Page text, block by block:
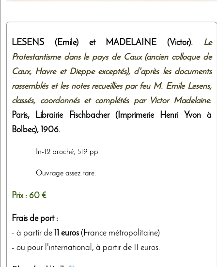
LESENS (Emile) et MADELAINE (Victor). Le
Protestantisme dans le pays de Caux (ancien colloque de
Caux, Havre et Dieppe exceptés), d'après les documents
rassemblés et les notes recueillies par feu M. Emile Lesens,
classés, coordonnés et complétés par Victor Madelaine.
Paris,
Librairie Fischbacher (Imprimerie Henri Yvon à
Bolbec), 1906.
In-12 broché, 519 pp.
Ouvrage assez rare.
Prix : 60 €
Frais de port :
- à partir de 11 euros (France métropolitaine)
- ou pour l'international, à partir de 11 euros.